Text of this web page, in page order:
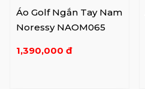
Áo Golf Ngắn Tay Nam
Noressy NAOM065
1,390,000 đ